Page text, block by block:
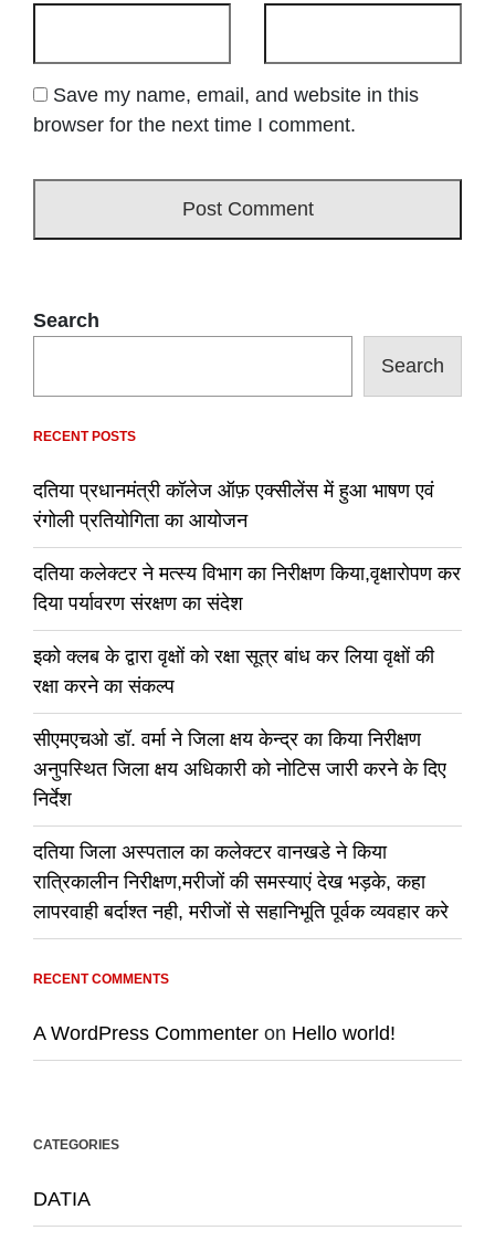
Save my name, email, and website in this
browser for the next time I comment.
Search
Search
RECENT POSTS
दतिया प्रधानमंत्री कॉलेज ऑफ़ एक्सीलेंस में हुआ भाषण एवं
रंगोली प्रतियोगिता का आयोजन
दतिया कलेक्टर ने मत्स्य विभाग का निरीक्षण किया,वृक्षारोपण कर
दिया पर्यावरण संरक्षण का संदेश
इको क्लब के द्वारा वृक्षों को रक्षा सूत्र बांध कर लिया वृक्षों की
रक्षा करने का संकल्प
सीएमएचओ डॉ. वर्मा ने जिला क्षय केन्द्र का किया निरीक्षण
अनुपस्थित जिला क्षय अधिकारी को नोटिस जारी करने के दिए
निर्देश
दतिया जिला अस्पताल का कलेक्टर वानखडे ने किया
रात्रिकालीन निरीक्षण,मरीजों की समस्याएं देख भड़के, कहा
लापरवाही बर्दाश्त नही, मरीजों से सहानिभूति पूर्वक व्यवहार करे
RECENT COMMENTS
A WordPress Commenter on Hello world!
CATEGORIES
DATIA